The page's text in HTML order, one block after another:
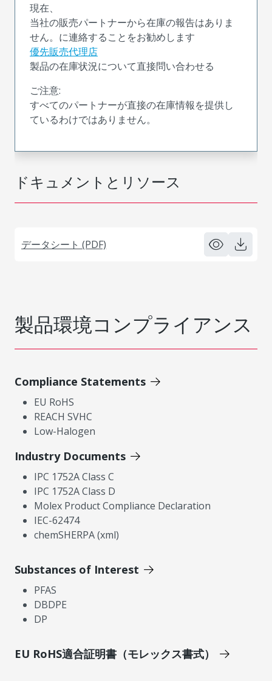
ドキュメントとリソース
データシート (PDF)
現在、
当社の販売パートナーから在庫の報告はありま
せん。に連絡することをお勧めします
優先販売代理店
製品の在庫状況について直接問い合わせる
ご注意:
すべてのパートナーが直接の在庫情報を提供し
ているわけではありません。
製品環境コンプライアンス
Compliance Statements
EU RoHS
REACH SVHC
Low-Halogen
Industry Documents
IPC 1752A Class C
IPC 1752A Class D
Molex Product Compliance Declaration
IEC-62474
chemSHERPA (xml)
Substances of Interest
PFAS
DBDPE
DP
EU RoHS適合証明書（モレックス書式）